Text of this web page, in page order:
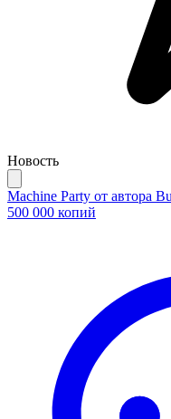
Новость
Machine Party от автора
500 000 копий